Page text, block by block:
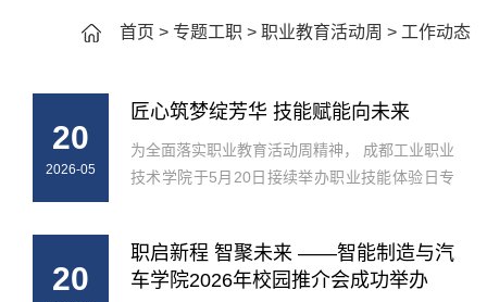
首页 > 专题工职 > 职业教育活动周 > 工作动态
20
2026-05
匠心筑梦绽芳华 技能赋能向未来
为全面落实职业教育活动周精神， 成都工业职业
技术学院于5月20日接续举办职业技能体验日专
职业技能竞赛成果与产教融合...
20
职启新程 智聚未来 ——智能制造与汽
车学院2026年校园推介会成功举办